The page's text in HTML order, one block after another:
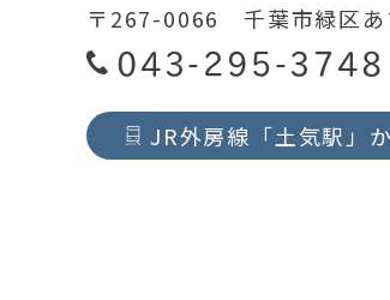
〒267-0066 千葉市緑区
043-295-3748
JR外房線「土気駅」